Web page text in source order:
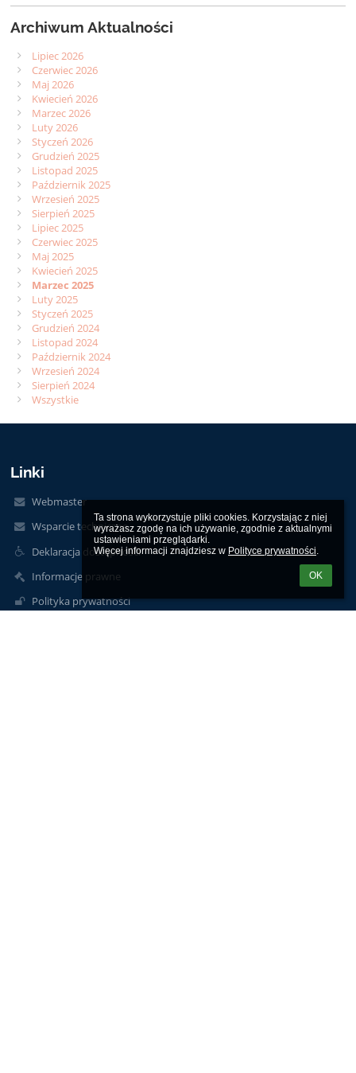
Ta strona wykorzystuje pliki cookies. Korzystając z niej
wyrażasz zgodę na ich używanie, zgodnie z aktualnymi
ustawieniami przeglądarki.
Więcej informacji znajdziesz w Polityce prywatności.
OK
Archiwum Aktualności
Lipiec 2026
Czerwiec 2026
Maj 2026
Kwiecień 2026
Marzec 2026
Luty 2026
Styczeń 2026
Grudzień 2025
Listopad 2025
Październik 2025
Wrzesień 2025
Sierpień 2025
Lipiec 2025
Czerwiec 2025
Maj 2025
Kwiecień 2025
Marzec 2025
Luty 2025
Styczeń 2025
Grudzień 2024
Listopad 2024
Październik 2024
Wrzesień 2024
Sierpień 2024
Wszystkie
Linki
Webmaster
Wsparcie techniczne
Deklaracja dostępności
Informacje prawne
Polityka prywatności